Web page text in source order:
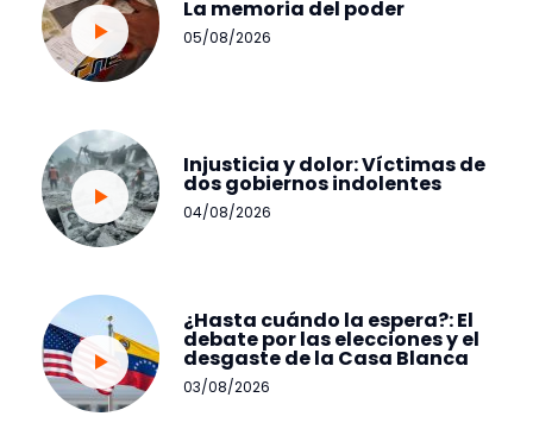
La memoria del poder
05/08/2026
Injusticia y dolor: Víctimas de
dos gobiernos indolentes
04/08/2026
¿Hasta cuándo la espera?: El
debate por las elecciones y el
desgaste de la Casa Blanca
03/08/2026